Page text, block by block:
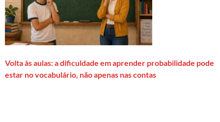
Volta às aulas: a dificuldade em aprender probabilidade pode
estar no vocabulário, não apenas nas contas